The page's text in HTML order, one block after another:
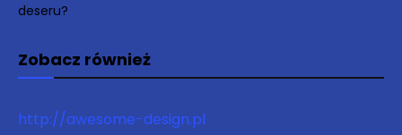
deseru?
Zobacz również
http://awesome-design.pl